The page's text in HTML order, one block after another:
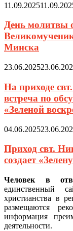
11.09.2025
День молитвы
Минска
23.06.2025
На приходе
встреча по
«Зеленой
04.06.2025
Приход свт.
создает
Человек в
единственный
христианства в
размещаются
информация
деятельности.